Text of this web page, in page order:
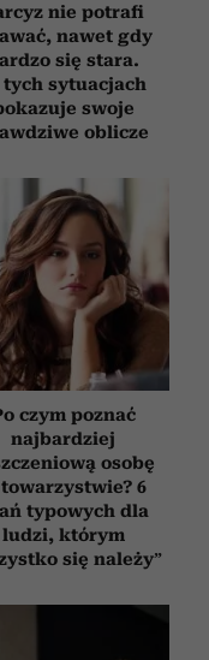
nie potrafi
nawet gdy
się stara.
tych sytuacjach
swoje
oblicze
czym poznać
najbardziej
osobę
6
typowych dla
ludzi, którym
się należy”